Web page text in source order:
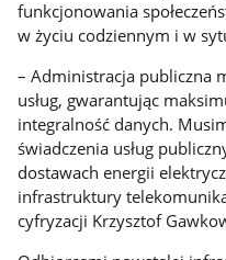
funkcjonowania
w życiu codziennym i w
– Administracja publiczna
usług, gwarantując
integralność danych.
świadczenia usług
dostawach energii
infrastruktury
cyfryzacji Krzysztof